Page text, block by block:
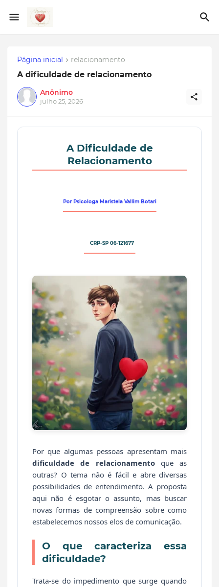
Página inicial relacionamento
A dificuldade de relacionamento
Anônimo
julho 25, 2026
A Dificuldade de
Relacionamento
Por Psicologa Maristela Vallim Botari
CRP-SP 06-121677
Por que algumas pessoas apresentam mais
dificuldade de relacionamentoque as
outras? O tema não é fácil e abre diversas
possibilidades de entendimento. A proposta
aqui não é esgotar o assunto, mas buscar
novas formas de compreensão sobre como
estabelecemos nossos elos de comunicação.
O que caracteriza essa
dificuldade?
Trata-se do impedimento que surge quando